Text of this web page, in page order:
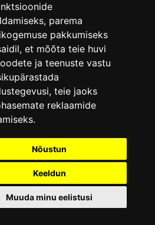
, parema
pakkumiseks
, et mõõta teie huvi
ja teenuste vastu
, teie jaoks
reklaamide
.
Nõustun
Keeldun
Muuda minu eelistusi
Linnamuuseum
Vene 17
17(+372) 610 4178